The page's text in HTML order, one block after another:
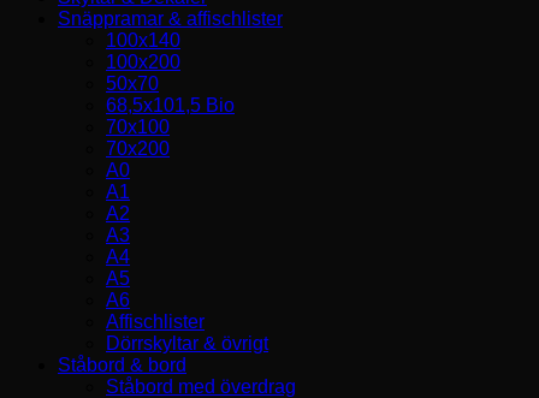
Snäppramar & affischlister
100x140
100x200
50x70
68,5x101,5 Bio
70x100
70x200
A0
A1
A2
A3
A4
A5
A6
Affischlister
Dörrskyltar & övrigt
Ståbord & bord
Ståbord med överdrag